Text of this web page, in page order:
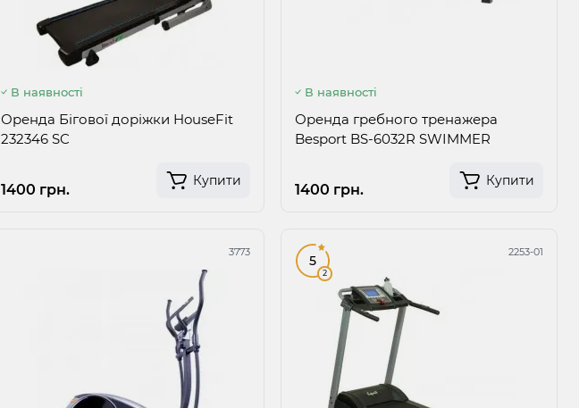
В наявності
Оренда Бігової доріжки HouseFit
232346 SC
1400 грн.
Купити
В наявності
Оренда гребного тренажера
Besport BS-6032R SWIMMER
1400 грн.
Купити
3773 2253-01
5
2